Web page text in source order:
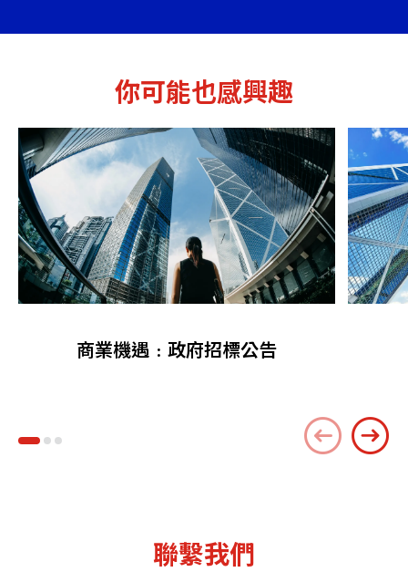
你可能也感興趣
商業機遇﹕政府招標公告
聯繫我們